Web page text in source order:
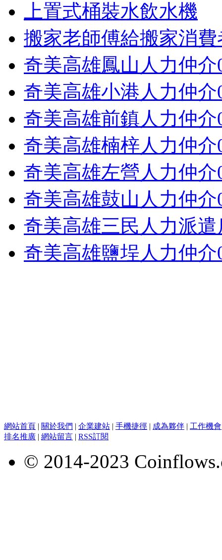
上置式桶裝水飲水機
搬家老師傅給搬家消
奇美高雄鳳山人力仲介
奇美高雄小港人力仲介
奇美高雄前鎮人力仲介
奇美高雄楠梓人力仲介
奇美高雄左營人力仲介
奇美高雄鼓山人力仲介
奇美高雄三民人力派
奇美高雄鹽埕人力仲介
網站首頁 | 關於我們 | 企業建站 | 手機捷徑 | 成為夥伴 | 工作機會
排名推廣 | 網站留言 | RSS訂閱
© 2014-2023